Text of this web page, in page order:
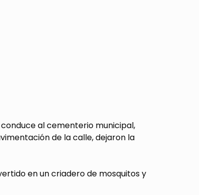
al cementerio municipal,
de la calle, dejaron la
en un criadero de mosquitos y